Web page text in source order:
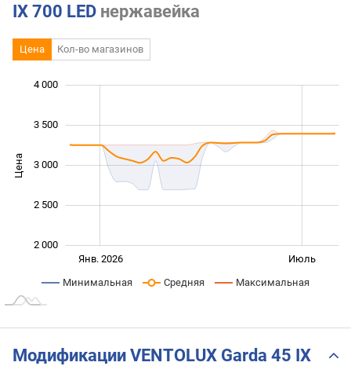
IX 700 LED нержавейка
Цена Кол-во магазинов
Цена 2 200
2 000
4 000
3 000
3 500
2 500
Янв. 2026
Янв. 2027
Июль Июль
Минимальная Средняя Максимальная
Модификации VENTOLUX Garda 45 IX